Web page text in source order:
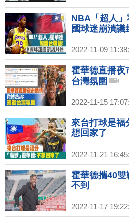
NBA「超人
國球迷崩潰議
2022-11-09
霍華德直播夜
台灣氛圍
2022-11-15
來台打球是福
想回家了
2022-11-21
霍華德攜40
不到
2022-11-17